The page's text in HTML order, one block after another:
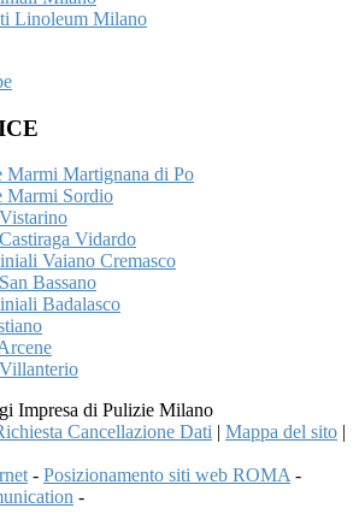
Linoleum Milano
Marmi Martignana di Po
Marmi Sordio
Vidardo
Vaiano Cremasco
Bassano
Badalasco
Impresa di Pulizie Milano
Cancellazione Dati | Mappa del sito |
- Posizionamento siti web ROMA -
-